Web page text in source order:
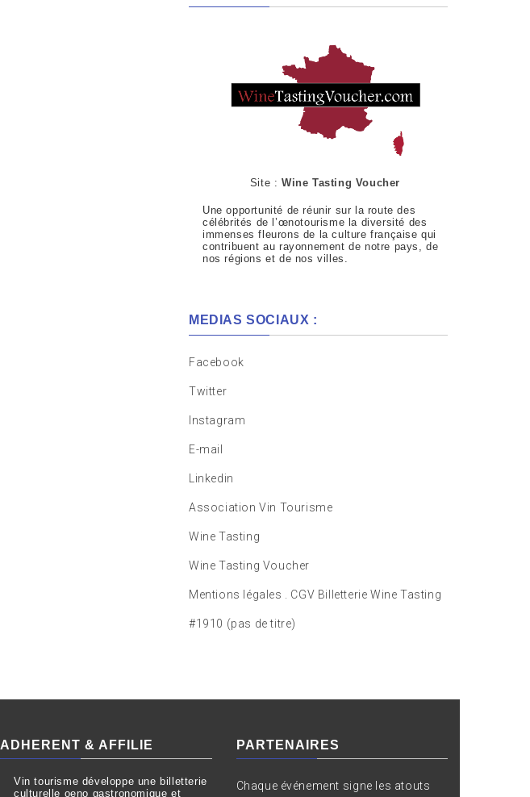
Site :Wine Tasting Voucher
Une opportunité de réunir sur la route des
célébrités de l’œnotourisme la diversité des
immenses fleurons de la culture française qui
contribuent au rayonnement de notre pays, de
nos régions et de nos villes.
MEDIAS SOCIAUX :
Facebook
Twitter
Instagram
E-mail
Linkedin
Association Vin Tourisme
Wine Tasting
Wine Tasting Voucher
Mentions légales . CGV Billetterie Wine Tasting
#1910 (pas de titre)
ADHERENT & AFFILIE
Vin tourisme développe une billetterie
culturelle oeno gastronomique et
PARTENAIRES
Chaque événement signe les atouts